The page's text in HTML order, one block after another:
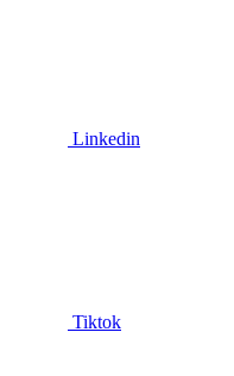
Linkedin
Tiktok